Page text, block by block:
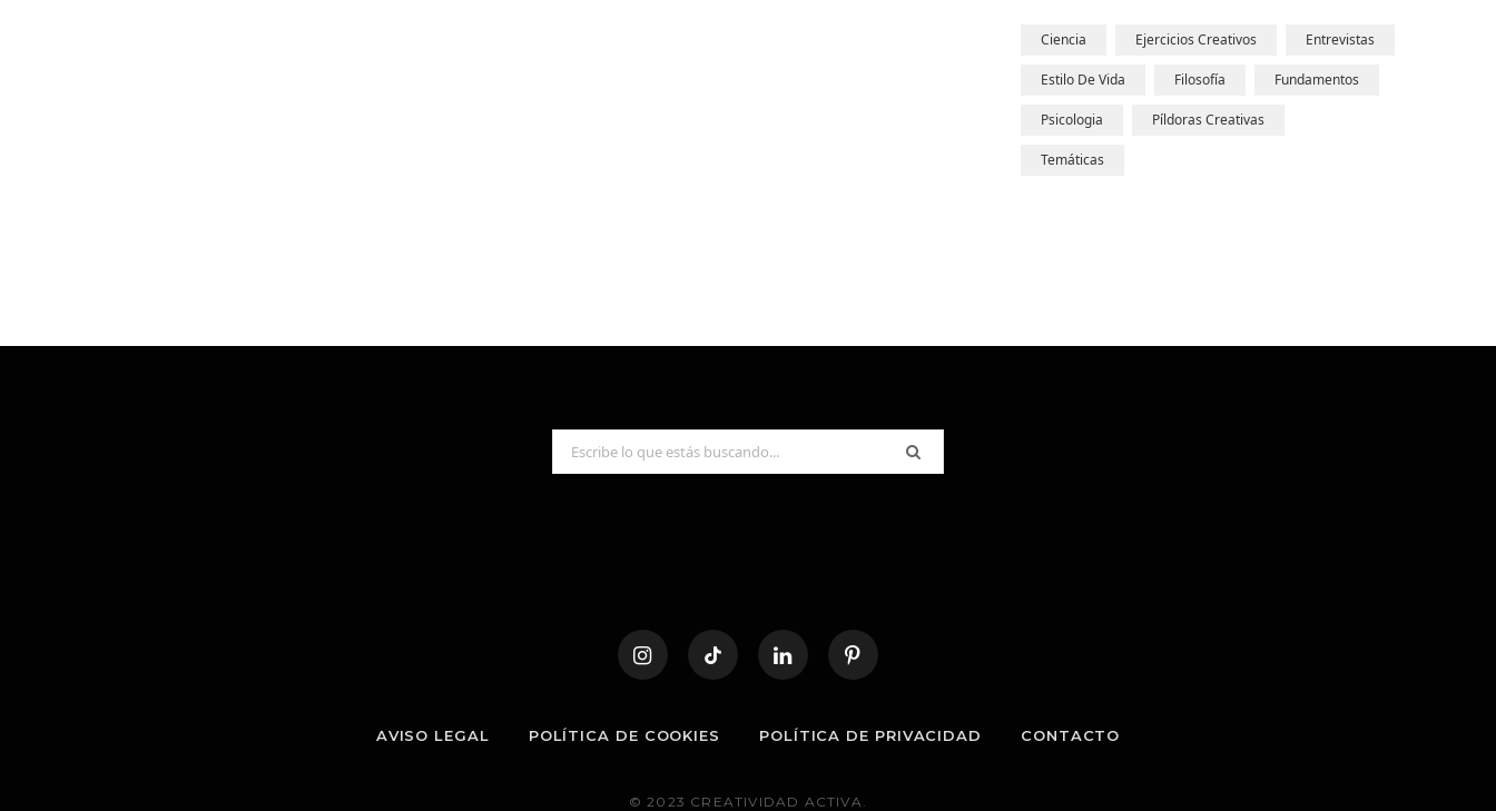
Ciencia Ejercicios Creativos Entrevistas
Estilo De Vida Filosofía Fundamentos
Psicologia Píldoras Creativas
Temáticas
Search
for:
AVISO LEGAL POLÍTICA DE COOKIES POLÍTICA DE PRIVACIDAD CONTACTO
© 2023 CREATIVIDAD ACTIVA.